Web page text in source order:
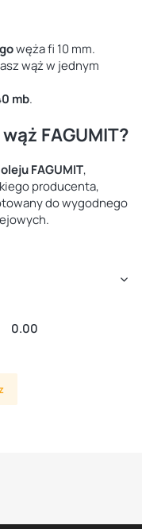
węża fi 10 mm.
wąż w jednym
mb.
FAGUMIT?
FAGUMIT,
producenta,
do wygodnego
0.00